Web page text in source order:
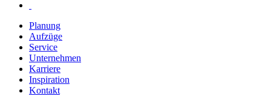
Planung
Aufzüge
Service
Unternehmen
Karriere
Inspiration
Kontakt